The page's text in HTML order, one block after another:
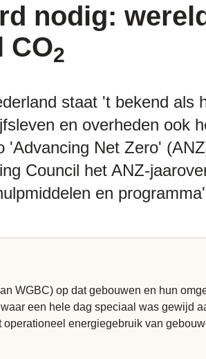
nodig:
CO2
staat 't bekend als
en overheden ook
'Advancing Net Zero'
Council het ANZ-
en
WGBC) op dat gebouwen en hun
een hele dag speciaal was gewijd
energiegebruik van